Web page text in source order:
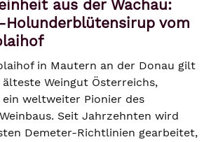
aus der Wachau:
Holunderblütensirup vom
in Mautern an der Donau gilt
Weingut Österreichs,
weltweiter Pionier des
Seit Jahrzehnten wird
Demeter-Richtlinien gearbeitet,